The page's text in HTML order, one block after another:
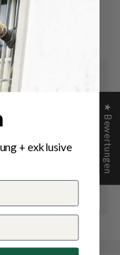
★ Bewertungen
+ exklusive